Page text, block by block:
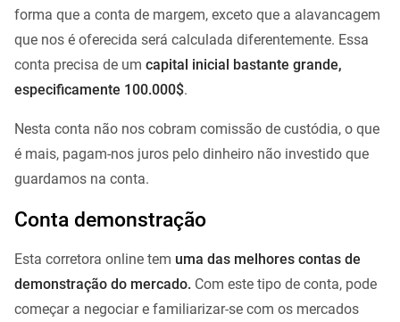
forma que a conta de margem, exceto que a alavancagem
que nos é oferecida será calculada diferentemente. Essa
conta precisa de um capital inicial bastante grande,
especificamente 100.000$.
Nesta conta não nos cobram comissão de custódia, o que
é mais, pagam-nos juros pelo dinheiro não investido que
guardamos na conta.
Conta demonstração
Esta corretora online tem uma das melhores contas de
demonstração do mercado. Com este tipo de conta, pode
começar a negociar e familiarizar-se com os mercados